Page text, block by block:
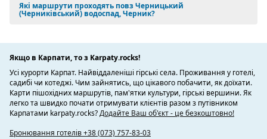
Які маршрути проходять повз Черницький
(Черниківський) водоспад, Черник?
Якщо в Карпати, то з Karpaty.rocks!
Усі курорти Карпат. Найвіддаленіші гірські села. Проживання у готелі,
садибі чи котеджі. Чим зайнятись, що цікавого побачити, як доїхати.
Карти пішохідних маршрутів, пам'ятки культури, гірські вершини. Як
легко та швидко почати отримувати клієнтів разом з путівником
Карпатами karpaty.rocks?Додайте Ваш об'єкт - це безкоштовно!
Бронювання готелів +38 (073) 757-83-03